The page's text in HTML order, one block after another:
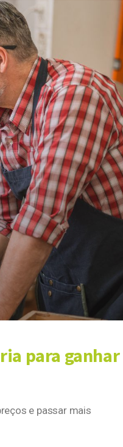
para ganhar
e passar mais